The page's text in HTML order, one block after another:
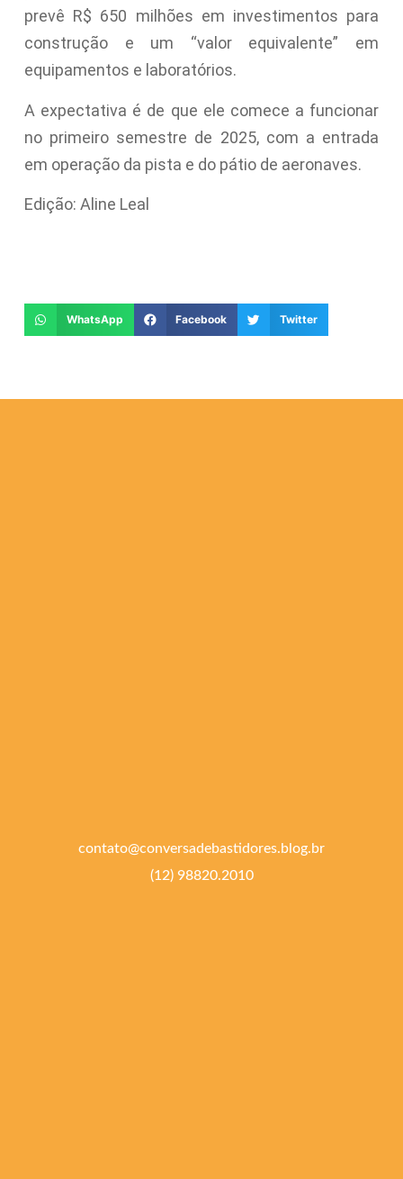
prevê R$ 650 milhões em investimentos para
construção e um “valor equivalente” em
equipamentos e laboratórios.
A expectativa é de que ele comece a funcionar
no primeiro semestre de 2025, com a entrada
em operação da pista e do pátio de aeronaves.
Edição: Aline Leal
WhatsApp Facebook Twitter
contato@conversadebastidores.blog.br
(12) 98820.2010